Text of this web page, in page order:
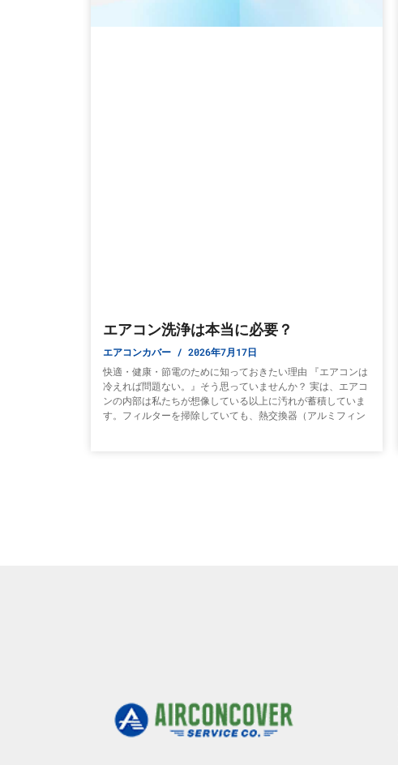
エアコン洗浄は本当に必要？
エアコンカバー 2026年7月17日
快適・健康・節電のために知っておきたい理由 『エアコンは
冷えれば問題ない。』そう思っていませんか？ 実は、エアコ
ンの内部は私たちが想像している以上に汚れが蓄積していま
す。フィルターを掃除していても、熱交換器（アルミフィン